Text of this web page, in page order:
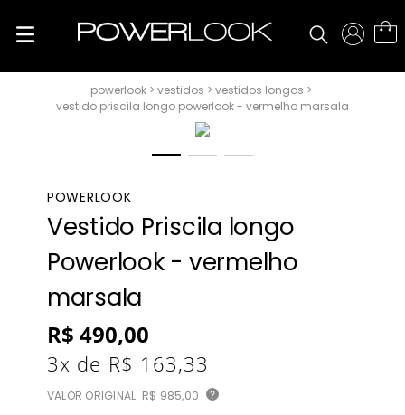
vestidos
vestidos longos
vestido priscila longo powerlook - vermelho marsala
POWERLOOK
Vestido Priscila longo
Powerlook - vermelho
marsala
R$ 490,00
3x de R$ 163,33
VALOR ORIGINAL: R$ 985,00 ?